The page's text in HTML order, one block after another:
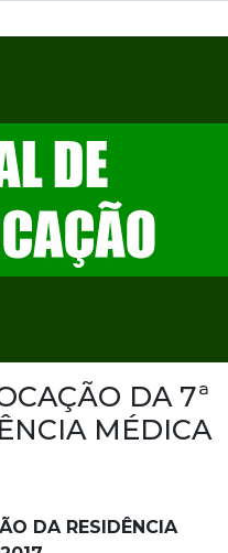
DA 7ª
MÉDICA
DA RESIDÊNCIA